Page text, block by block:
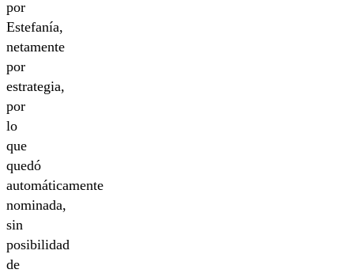
por
Estefanía,
netamente
por
estrategia,
por
lo
que
quedó
automáticamente
nominada,
sin
posibilidad
de